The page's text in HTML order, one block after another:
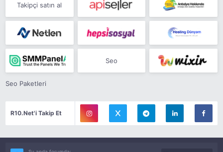
Takipçi satın al
Seo
Seo Paketleri
R10.Net'i Takip Et